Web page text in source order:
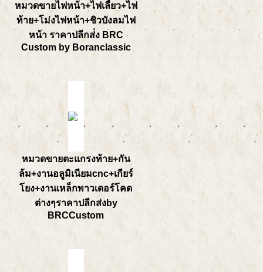
หมวดขายไฟหน้า+ไฟเลี้ยว+ไฟ
ท้าย+โม่งไฟหน้า+ชิวบังลมไฟ
หน้า ราคาปลีกส่่ง BRC
Custom by Boranclassic
หมวดขายตะแกรงท้าย+กัน
ล้ม+งานอลูมิเนียมcnc+เกียร์
โยง+งานเหล็กพาวเดอร์โคด
ต่างๆราคาปลีกส่งby
BRCCustom